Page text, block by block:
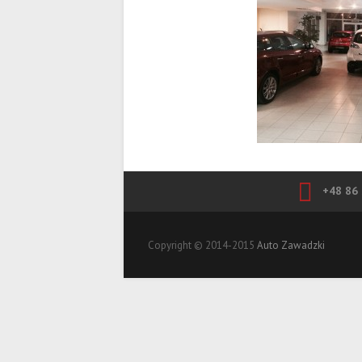
+48 86
Copyright © 2014-2015 Auto Zawadzki